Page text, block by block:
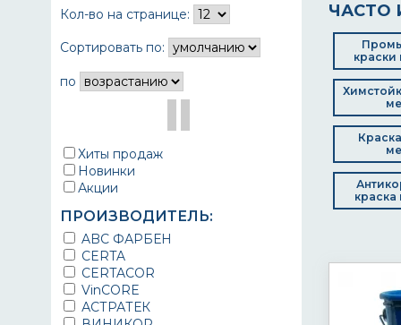
Кол-во на странице:
Сортировать по:
по
Хиты продаж
Новинки
Акции
ПРОИЗВОДИТЕЛЬ:
ABC ФАРБЕН
CERTA
CERTACOR
VinCORE
АСТРАТЕК
ЧАСТО
краски
краска